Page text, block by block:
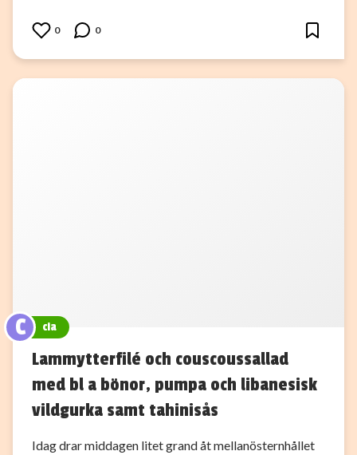
0 0
C cia
Lammytterfilé och couscoussallad
med bl a bönor, pumpa och libanesisk
vildgurka samt tahinisås
Idag drar middagen litet grand åt mellanösternhållet